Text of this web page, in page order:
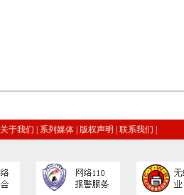
关于我们 系列媒体 版权声明 联系我们